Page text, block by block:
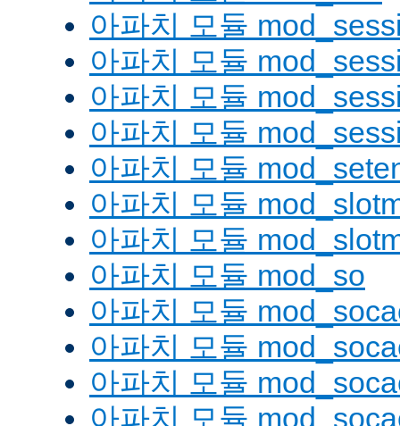
아파치 모듈
아파치 모듈
아파치 모듈
아파치 모듈
아파치 모듈
아파치 모듈
아파치 모듈
아파치 모듈 mod_so
아파치 모듈
아파치 모듈
아파치 모듈
아파치 모듈